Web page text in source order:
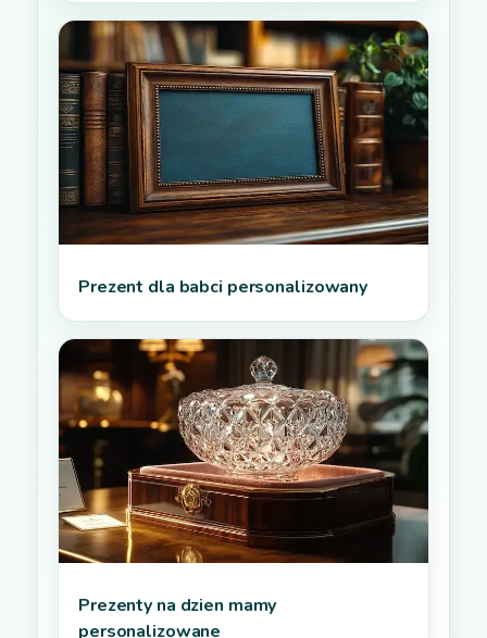
Prezent dla babci personalizowany
Prezenty na dzien mamy
personalizowane